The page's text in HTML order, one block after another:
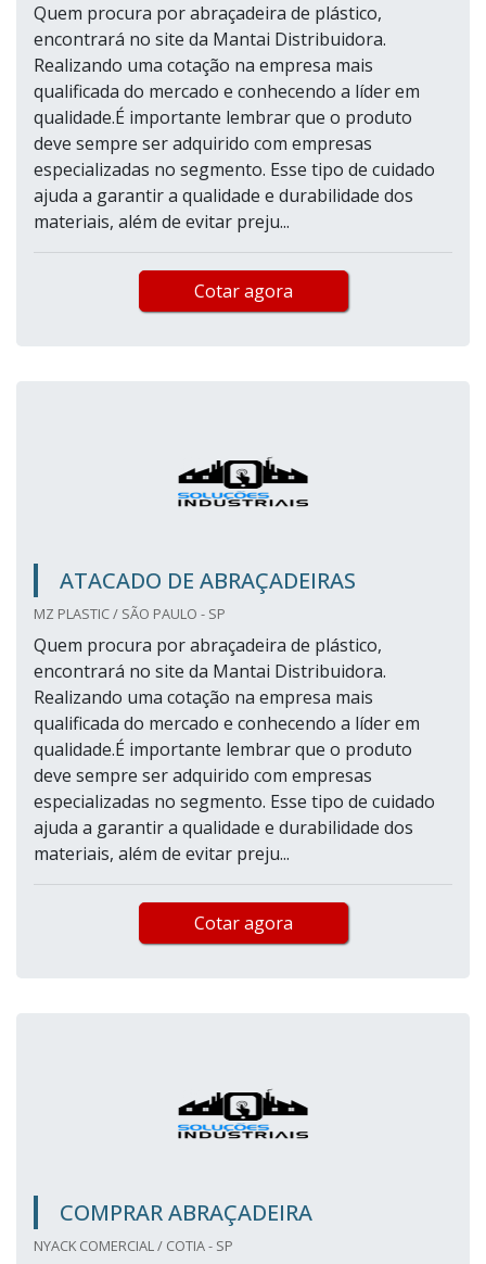
Quem procura por abraçadeira de plástico,
encontrará no site da Mantai Distribuidora.
Realizando uma cotação na empresa mais
qualificada do mercado e conhecendo a líder em
qualidade.É importante lembrar que o produto
deve sempre ser adquirido com empresas
especializadas no segmento. Esse tipo de cuidado
ajuda a garantir a qualidade e durabilidade dos
materiais, além de evitar preju...
Cotar agora
ATACADO DE ABRAÇADEIRAS
MZ PLASTIC / SÃO PAULO - SP
Quem procura por abraçadeira de plástico,
encontrará no site da Mantai Distribuidora.
Realizando uma cotação na empresa mais
qualificada do mercado e conhecendo a líder em
qualidade.É importante lembrar que o produto
deve sempre ser adquirido com empresas
especializadas no segmento. Esse tipo de cuidado
ajuda a garantir a qualidade e durabilidade dos
materiais, além de evitar preju...
Cotar agora
COMPRAR ABRAÇADEIRA
NYACK COMERCIAL / COTIA - SP